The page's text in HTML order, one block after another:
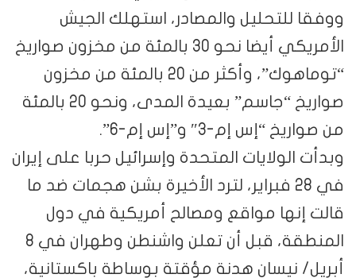
ووفقا للتحليل والمصادر، استهلك الجيش
الأمريكي أيضا نحو 30 بالمئة من مخزون صواريخ
“توماهوك”، وأكثر من 20 بالمئة من مخزون
صواريخ “جاسم” بعيدة المدى، ونحو 20 بالمئة
من صواريخ “إس إم-3″ و”إس إم-6”.
وبدأت الولايات المتحدة وإسرائيل حربا على إيران
في 28 فبراير، لترد الأخيرة بشن هجمات ضد ما
قالت إنها مواقع ومصالح أمريكية في دول
المنطقة، قبل أن تعلن واشنطن وطهران في 8
أبريل/ نيسان هدنة مؤقتة بوساطة باكستانية،